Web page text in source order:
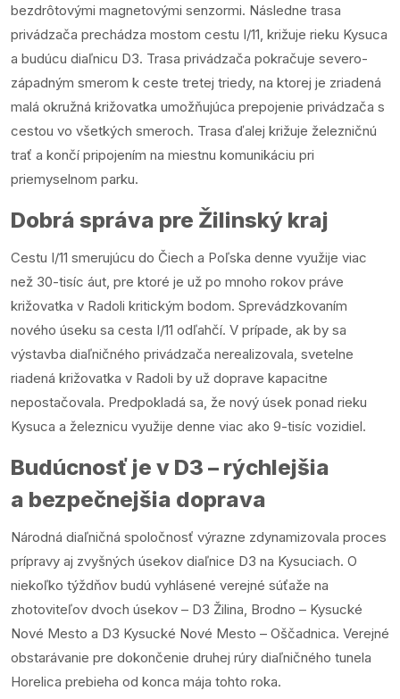
bezdrôtovými magnetovými senzormi. Následne trasa
privádzača prechádza mostom cestu I/11, križuje rieku Kysuca
a budúcu diaľnicu D3. Trasa privádzača pokračuje severo-
západným smerom k ceste tretej triedy, na ktorej je zriadená
malá okružná križovatka umožňujúca prepojenie privádzača s
cestou vo všetkých smeroch. Trasa ďalej križuje železničnú
trať a končí pripojením na miestnu komunikáciu pri
priemyselnom parku.
Dobrá správa pre Žilinský kraj
Cestu I/11 smerujúcu do Čiech a Poľska denne využije viac
než 30-tisíc áut, pre ktoré je už po mnoho rokov práve
križovatka v Radoli kritickým bodom. Sprevádzkovaním
nového úseku sa cesta I/11 odľahčí. V prípade, ak by sa
výstavba diaľničného privádzača nerealizovala, svetelne
riadená križovatka v Radoli by už doprave kapacitne
nepostačovala. Predpokladá sa, že nový úsek ponad rieku
Kysuca a železnicu využije denne viac ako 9-tisíc vozidiel.
Budúcnosť je v D3 – rýchlejšia
a bezpečnejšia doprava
Národná diaľničná spoločnosť výrazne zdynamizovala proces
prípravy aj zvyšných úsekov diaľnice D3 na Kysuciach. O
niekoľko týždňov budú vyhlásené verejné súťaže na
zhotoviteľov dvoch úsekov – D3 Žilina, Brodno – Kysucké
Nové Mesto a D3 Kysucké Nové Mesto – Oščadnica. Verejné
obstarávanie pre dokončenie druhej rúry diaľničného tunela
Horelica prebieha od konca mája tohto roka.